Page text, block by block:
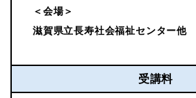
＜会場＞
滋賀県立長寿社会福祉センター他
受講料